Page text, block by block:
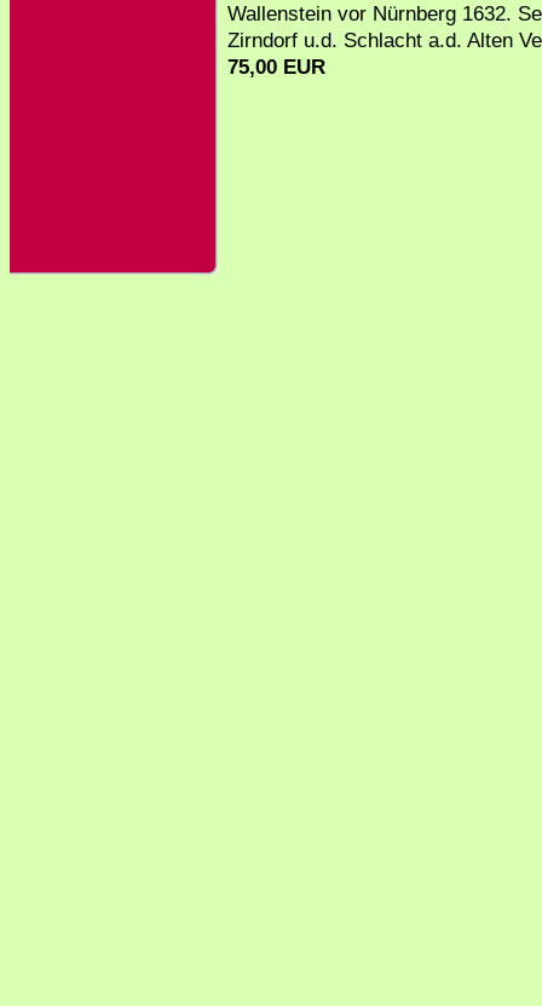
Wallenstein vor Nürnberg 1632.
Zirndorf u.d. Schlacht a.d. Alten
75,00 EUR